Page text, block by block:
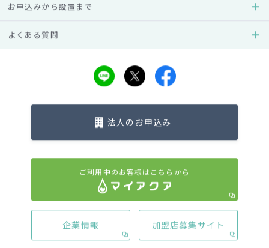
め、サービス対応レベルの質を保つことは本来とても難しい
ルを用いた研修
て年1回アクアクララポーター・コミュニケーターの日本一を
決めるA1グランプリを行うなど、全員が切磋琢磨できる環境
してどのようなマニュアルを用いているのか、ほんの一部で
すがご紹介しましょう。
アクアクララポーター教育
01.アクアクララポーターが身に付けるス
お申込みから設置まで
よくある質問
法人のお申込み
ご利用中のお客様はこちらから
企業情報 加盟店募集サイト